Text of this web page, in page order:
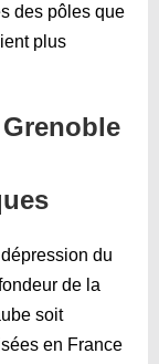
des pôles que
plus
du
de la
soit
en France